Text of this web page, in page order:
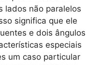
lados não paralelos
significa que ele
e dois ângulos
especiais
um caso particular